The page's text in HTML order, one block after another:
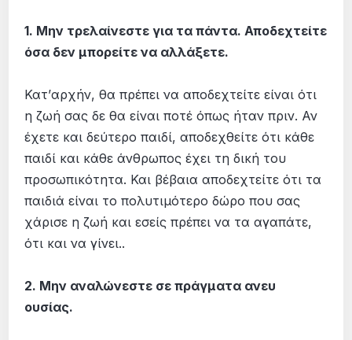
1. Μην τρελαίνεστε για τα πάντα. Αποδεχτείτε
όσα δεν μπορείτε να αλλάξετε.
Κατ’αρχήν, θα πρέπει να αποδεχτείτε είναι ότι
η ζωή σας δε θα είναι ποτέ όπως ήταν πριν. Αν
έχετε και δεύτερο παιδί, αποδεχθείτε ότι κάθε
παιδί και κάθε άνθρωπος έχει τη δική του
προσωπικότητα. Και βέβαια αποδεχτείτε ότι τα
παιδιά είναι το πολυτιμότερο δώρο που σας
χάρισε η ζωή και εσείς πρέπει να τα αγαπάτε,
ότι και να γίνει..
2. Μην αναλώνεστε σε πράγματα ανευ
ουσίας.